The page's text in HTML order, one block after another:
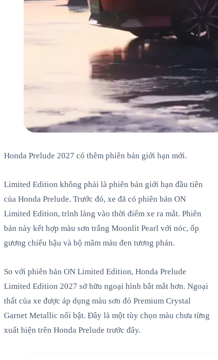
Honda Prelude 2027 có thêm phiên bản giới hạn mới.
Limited Edition không phải là phiên bản giới hạn đầu tiên
của Honda Prelude. Trước đó, xe đã có phiên bản ON
Limited Edition, trình làng vào thời điểm xe ra mắt. Phiên
bản này kết hợp màu sơn trắng Moonlit Pearl với nóc, ốp
gương chiếu hậu và bộ mâm màu đen tương phản.
So với phiên bản ON Limited Edition, Honda Prelude
Limited Edition 2027 sở hữu ngoại hình bắt mắt hơn. Ngoại
thất của xe được áp dụng màu sơn đỏ Premium Crystal
Garnet Metallic nổi bật. Đây là một tùy chọn màu chưa từng
xuất hiện trên Honda Prelude trước đây.